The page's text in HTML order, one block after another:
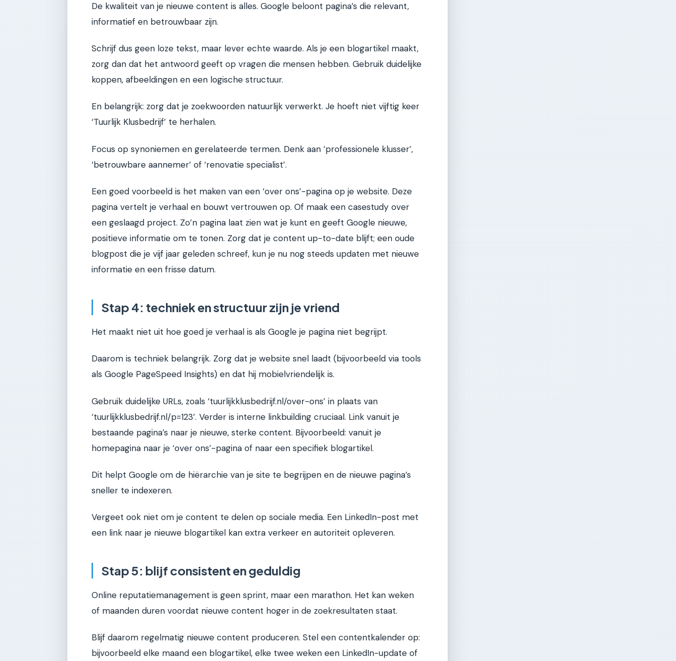
De kwaliteit van je nieuwe content is alles. Google beloont pagina’s die relevant,
informatief en betrouwbaar zijn.
Schrijf dus geen loze tekst, maar lever echte waarde. Als je een blogartikel maakt,
zorg dan dat het antwoord geeft op vragen die mensen hebben. Gebruik duidelijke
koppen, afbeeldingen en een logische structuur.
En belangrijk: zorg dat je zoekwoorden natuurlijk verwerkt. Je hoeft niet vijftig keer
‘Tuurlijk Klusbedrijf’ te herhalen.
Focus op synoniemen en gerelateerde termen. Denk aan ‘professionele klusser’,
‘betrouwbare aannemer’ of ‘renovatie specialist’.
Een goed voorbeeld is het maken van een ‘over ons’-pagina op je website. Deze
pagina vertelt je verhaal en bouwt vertrouwen op. Of maak een casestudy over
een geslaagd project. Zo’n pagina laat zien wat je kunt en geeft Google nieuwe,
positieve informatie om te tonen. Zorg dat je content up-to-date blijft; een oude
blogpost die je vijf jaar geleden schreef, kun je nu nog steeds updaten met nieuwe
informatie en een frisse datum.
Stap 4: techniek en structuur zijn je vriend
Het maakt niet uit hoe goed je verhaal is als Google je pagina niet begrijpt.
Daarom is techniek belangrijk. Zorg dat je website snel laadt (bijvoorbeeld via tools
als Google PageSpeed Insights) en dat hij mobielvriendelijk is.
Gebruik duidelijke URLs, zoals ‘tuurlijkklusbedrijf.nl/over-ons’ in plaats van
‘tuurlijkklusbedrijf.nl/p=123’. Verder is interne linkbuilding cruciaal. Link vanuit je
bestaande pagina’s naar je nieuwe, sterke content. Bijvoorbeeld: vanuit je
homepagina naar je ‘over ons’-pagina of naar een specifiek blogartikel.
Dit helpt Google om de hiërarchie van je site te begrijpen en de nieuwe pagina’s
sneller te indexeren.
Vergeet ook niet om je content te delen op sociale media. Een LinkedIn-post met
een link naar je nieuwe blogartikel kan extra verkeer en autoriteit opleveren.
Stap 5: blijf consistent en geduldig
Online reputatiemanagement is geen sprint, maar een marathon. Het kan weken
of maanden duren voordat nieuwe content hoger in de zoekresultaten staat.
Blijf daarom regelmatig nieuwe content produceren. Stel een contentkalender op:
bijvoorbeeld elke maand een blogartikel, elke twee weken een LinkedIn-update of